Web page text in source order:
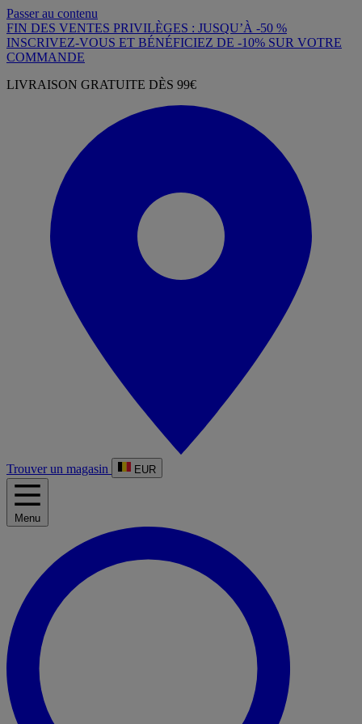
Passer au contenu
FIN DES VENTES PRIVILÈGES : JUSQU’À -50 %
INSCRIVEZ-VOUS ET BÉNÉFICIEZ DE -10% SUR VOTRE
COMMANDE
LIVRAISON GRATUITE DÈS 99€
Trouver un magasin EUR
Menu